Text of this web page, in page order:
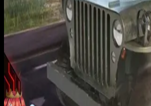
Login